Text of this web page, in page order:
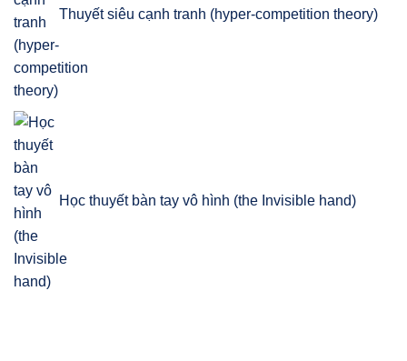
Thuyết siêu cạnh tranh (hyper-competition theory)
Học thuyết bàn tay vô hình (the Invisible hand)